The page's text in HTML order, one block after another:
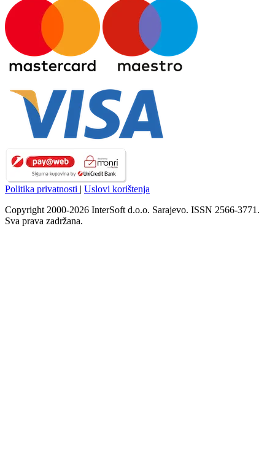
Politika privatnosti
Uslovi korištenja
Copyright 2000-2026 InterSoft d.o.o. Sarajevo. ISSN 2566-3771.
Sva prava zadržana.